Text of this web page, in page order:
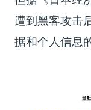
遭到黑客攻击
据和个人信息